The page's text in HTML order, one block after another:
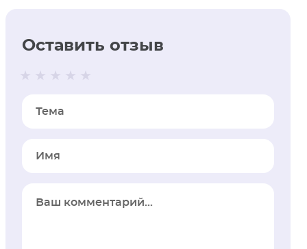
Оставить отзыв
Тема
Имя